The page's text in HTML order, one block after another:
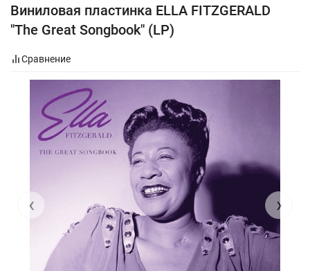
Виниловая пластинка ELLA FITZGERALD
"The Great Songbook" (LP)
Сравнение
‹ ›